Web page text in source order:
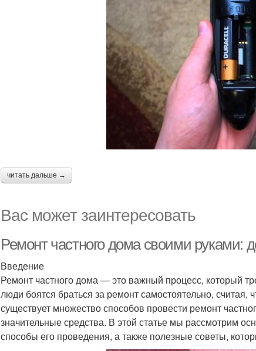
читать дальше →
Вас может заинтересовать
Ремонт частного дома своими
Введение
Ремонт частного дома — это важный процесс, который
люди боятся браться за ремонт самостоятельно,
существует множество способов провести ремонт
значительные средства. В этой статье мы рассмотрим
способы его проведения, а также полезные советы,